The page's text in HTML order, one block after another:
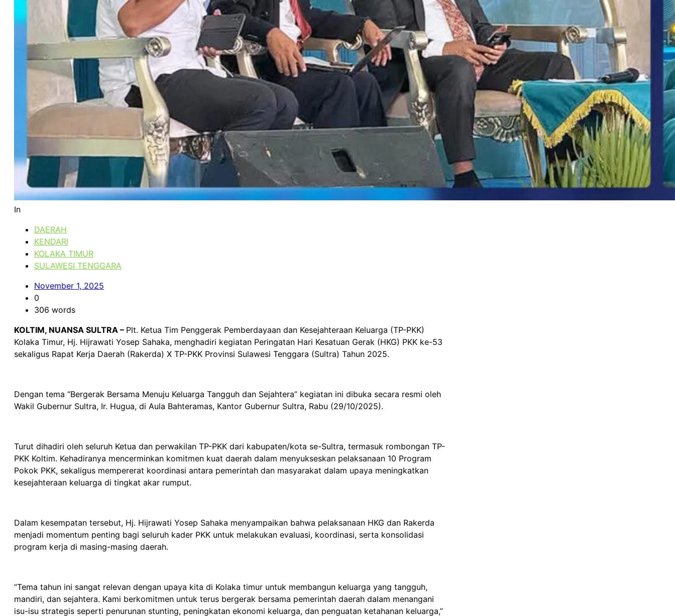
In
DAERAH
KENDARI
KOLAKA TIMUR
SULAWESI TENGGARA
November 1, 2025
0
306 words
KOLTIM, NUANSA SULTRA – Plt. Ketua Tim Penggerak Pemberdayaan dan Kesejahteraan Keluarga (TP-PKK)
Kolaka Timur, Hj. Hijrawati Yosep Sahaka, menghadiri kegiatan Peringatan Hari Kesatuan Gerak (HKG) PKK ke-53
sekaligus Rapat Kerja Daerah (Rakerda) X TP-PKK Provinsi Sulawesi Tenggara (Sultra) Tahun 2025.
Dengan tema “Bergerak Bersama Menuju Keluarga Tangguh dan Sejahtera” kegiatan ini dibuka secara resmi oleh
Wakil Gubernur Sultra, Ir. Hugua, di Aula Bahteramas, Kantor Gubernur Sultra, Rabu (29/10/2025).
Turut dihadiri oleh seluruh Ketua dan perwakilan TP-PKK dari kabupaten/kota se-Sultra, termasuk rombongan TP-
PKK Koltim. Kehadiranya mencerminkan komitmen kuat daerah dalam menyukseskan pelaksanaan 10 Program
Pokok PKK, sekaligus mempererat koordinasi antara pemerintah dan masyarakat dalam upaya meningkatkan
kesejahteraan keluarga di tingkat akar rumput.
Dalam kesempatan tersebut, Hj. Hijrawati Yosep Sahaka menyampaikan bahwa pelaksanaan HKG dan Rakerda
menjadi momentum penting bagi seluruh kader PKK untuk melakukan evaluasi, koordinasi, serta konsolidasi
program kerja di masing-masing daerah.
“Tema tahun ini sangat relevan dengan upaya kita di Kolaka timur untuk membangun keluarga yang tangguh,
mandiri, dan sejahtera. Kami berkomitmen untuk terus bergerak bersama pemerintah daerah dalam menangani
isu-isu strategis seperti penurunan stunting, peningkatan ekonomi keluarga, dan penguatan ketahanan keluarga,”